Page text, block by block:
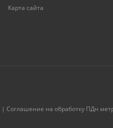
Карта сайта
| Соглашение на обработку ПДн